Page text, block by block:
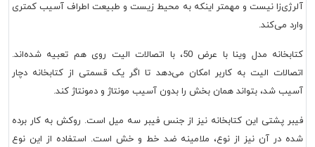
آلرژی‌زا نیست و مهمتر اینکه به محیط زیست و طبیعت اطراف آسیب کمتری
وارد می‌کند.
کتابخانه مدل وینا با عرض 50، با اتصالات الیت روی هم تعبیه شده‌اند.
اتصالات الیت به کاربر امکان می‌دهد تا اگر یک قسمتی از کتابخانه دچار
آسیب شد، بتواند همان بخش را بدون آسیب مونتاژ و دمونتاژ کند.
فیبر پشتی این کتابخانه نیز از جنس فیبر سه میل است. روکش به کار برده
شده در آن نیز از نوع، ملامینه ضد خط و خش است. استفاده از این نوع